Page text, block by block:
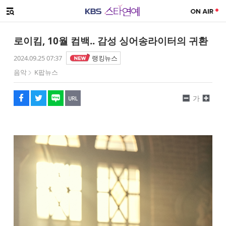
메뉴 열기
로이킴, 10월 컴백.. 감성 싱어송라이터의 귀환
2024.09.25 07:37
랭킹뉴스
음악
K팝뉴스
페이스북
트위터
네이버
URL복사
글씨 작게보기
가
글씨 크게보기